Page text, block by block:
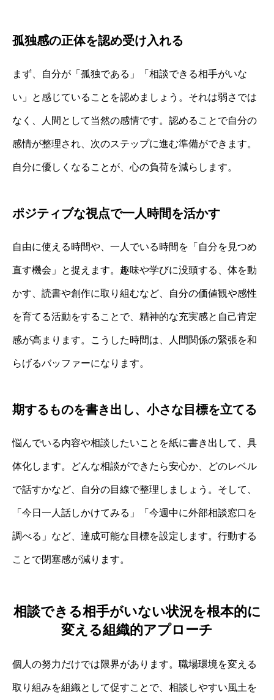
孤独感の正体を認め受け入れる
まず、自分が「孤独である」「相談できる相手がいな
い」と感じていることを認めましょう。それは弱さでは
なく、人間として当然の感情です。認めることで自分の
感情が整理され、次のステップに進む準備ができます。
自分に優しくなることが、心の負荷を減らします。
ポジティブな視点で一人時間を活かす
自由に使える時間や、一人でいる時間を「自分を見つめ
直す機会」と捉えます。趣味や学びに没頭する、体を動
かす、読書や創作に取り組むなど、自分の価値観や感性
を育てる活動をすることで、精神的な充実感と自己肯定
感が高まります。こうした時間は、人間関係の緊張を和
らげるバッファーになります。
期するものを書き出し、小さな目標を立てる
悩んでいる内容や相談したいことを紙に書き出して、具
体化します。どんな相談ができたら安心か、どのレベル
で話すかなど、自分の目線で整理しましょう。そして、
「今日一人話しかけてみる」「今週中に外部相談窓口を
調べる」など、達成可能な目標を設定します。行動する
ことで閉塞感が減ります。
相談できる相手がいない状況を根本的に
変える組織的アプローチ
個人の努力だけでは限界があります。職場環境を変える
取り組みを組織として促すことで、相談しやすい風土を